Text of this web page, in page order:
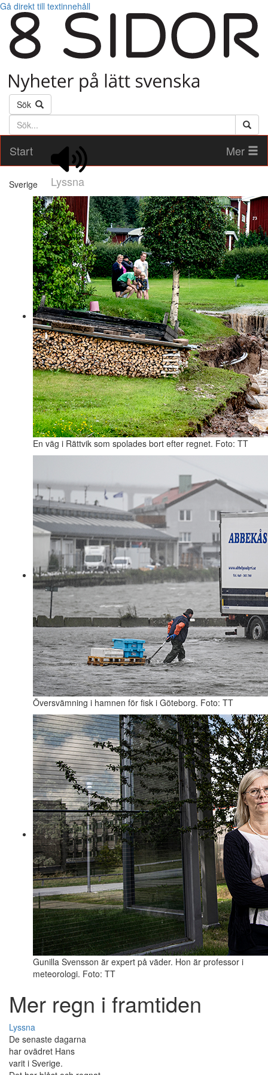
Gå direkt till textinnehåll
Sök
Söktext
Start
Lyssna
Mer
Sverige
En väg i Rättvik som spolades bort efter regnet. Foto: TT
Översvämning i hamnen för fisk i Göteborg. Foto: TT
Gunilla Svensson är expert på väder. Hon är professor i
meteorologi. Foto: TT
Mer regn i framtiden
Lyssna
De senaste dagarna
har ovädret Hans
varit i Sverige.